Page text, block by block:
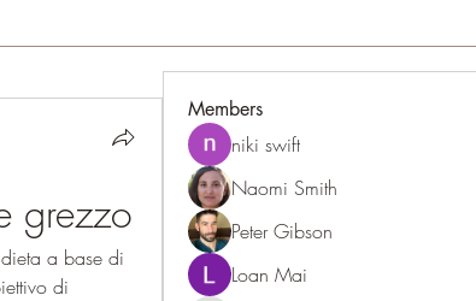
grezzo
a base di
di
Members
niki swift
Naomi Smith
Peter Gibson
Loan Mai